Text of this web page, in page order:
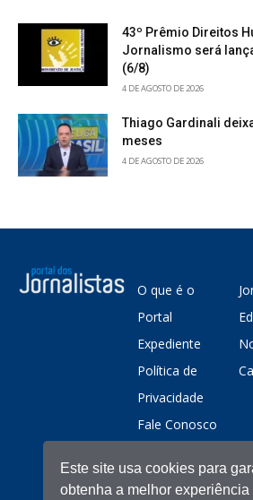
43º Prêmio Direitos
Jornalismo será
(6/8)
4 DE AGOSTO DE 2026
Thiago Gardinali
meses
4 DE AGOSTO DE 2026
O que é o
Portal
Expediente
Política de
Privacidade
Fale Conosco
Este site usa cookies para
obtenha a melhor experiência